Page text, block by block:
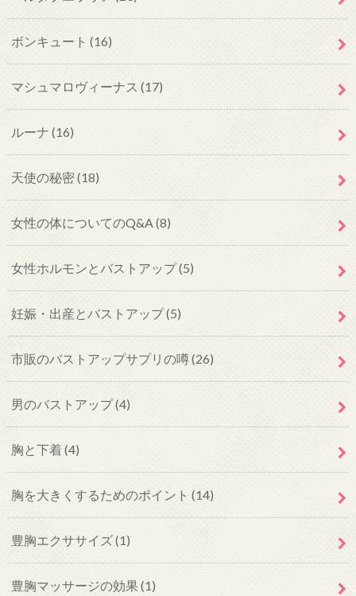
ボンキュート (16)
マシュマロヴィーナス (17)
ルーナ (16)
天使の秘密(18)
女性の体についてのQ&A(8)
女性ホルモンとバストアップ(5)
妊娠・出産とバストアップ(5)
市販のバストアップサプリの噂(26)
男のバストアップ(4)
胸と下着(4)
胸を大きくするためのポイント (14)
豊胸エクササイズ(1)
豊胸マッサージの効果(1)